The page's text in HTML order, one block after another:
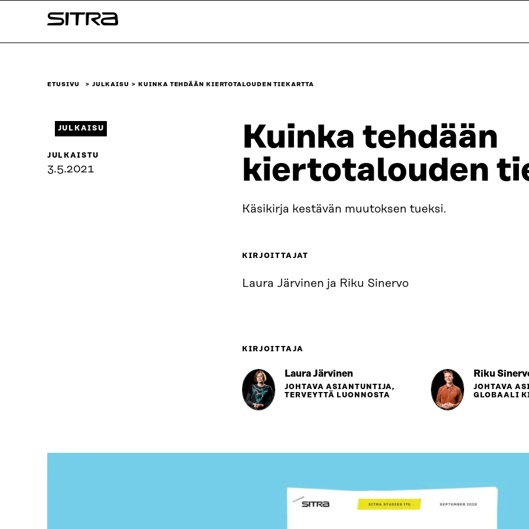
sisältöön
Sitra
ETUSIVU JULKAISU KUINKA TEHDÄÄN KIERTOTALOUDEN TIEKARTTA
Kuinka tehdään
kiertotalouden
Käsikirja kestävän muutoksen tueksi.
KIRJOITTAJAT
Laura Järvinen ja Riku Sinervo
KIRJOITTAJA
Laura Järvinen
JOHTAVA ASIANTUNTIJA,
TERVEYTTÄ LUONNOSTA
Riku
JOHTAVA
GLOBAALI
JULKAISU
JULKAISTU
3.5.2021